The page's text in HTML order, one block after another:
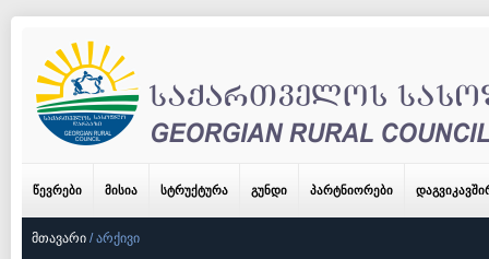
ᲬᲔᲕᲠᲔᲑᲘ ᲛᲘᲡᲘᲐ ᲡᲢᲠᲣᲥᲢᲣᲠᲐ ᲒᲣᲜᲓᲘ ᲞᲐᲠᲢᲜᲘᲝᲠᲔᲑᲘ
ᲛᲗᲐᲕᲐᲠᲘ /ᲐᲠᲥᲘᲕᲘ